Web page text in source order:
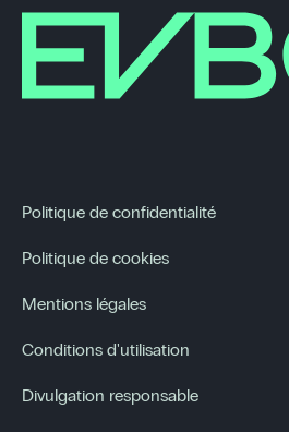
Politique de confidentialité
Politique de cookies
Mentions légales
Conditions d'utilisation
Divulgation responsable